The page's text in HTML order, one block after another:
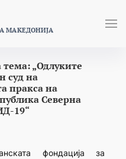
МАКЕДОНИЈА
„Одлуките
суд на
пракса на
Северна
19“
фондација за